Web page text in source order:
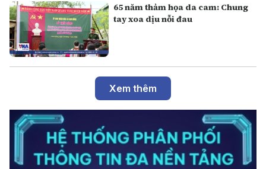
65 năm thảm họa da cam: Chung
tay xoa dịu nỗi đau
Xem thêm